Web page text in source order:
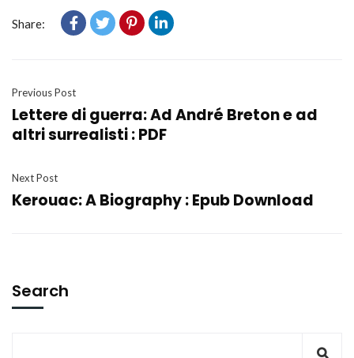
Share:
Previous Post
Lettere di guerra: Ad André Breton e ad
altri surrealisti : PDF
Next Post
Kerouac: A Biography : Epub Download
Search